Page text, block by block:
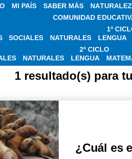
MI PAÍS SABER MÁS
COMUNIDAD
1º
SOCIALES
NATURALES LENGUA
2º CICLO
NATURALES LENGUA
LOBO
1 resultado(s) para
¿Cuál es